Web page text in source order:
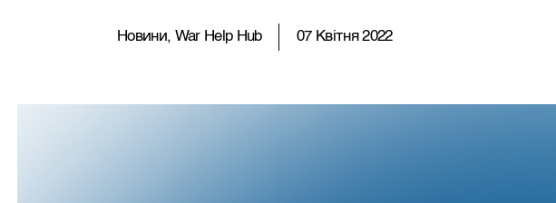
Новини, War Help Hub 07 Квітня 2022